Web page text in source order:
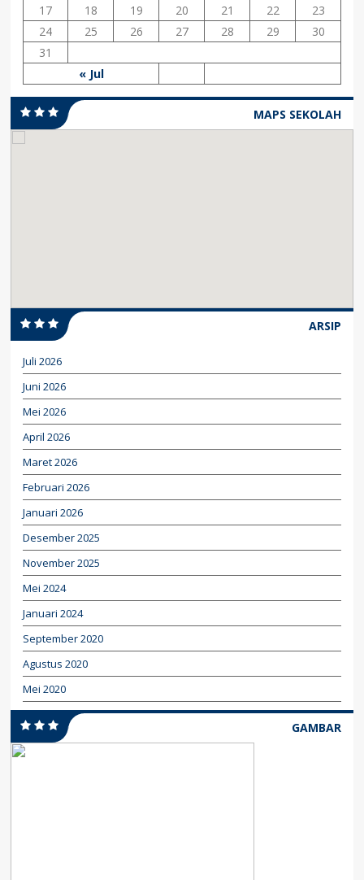
« Jul
17 18 19 20 21 22
23
24
25 26 27 28 29
30
31
MAPS SEKOLAH
ARSIP
Juli 2026
Juni 2026
Mei 2026
April 2026
Maret 2026
Februari 2026
Januari 2026
Desember 2025
November 2025
Mei 2024
Januari 2024
September 2020
Agustus 2020
Mei 2020
GAMBAR